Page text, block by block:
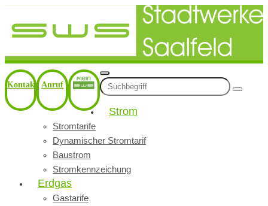
Kontakt Anruf
Strom
Stromtarife
Dynamischer Stromtarif
Baustrom
Stromkennzeichung
Erdgas
Gastarife